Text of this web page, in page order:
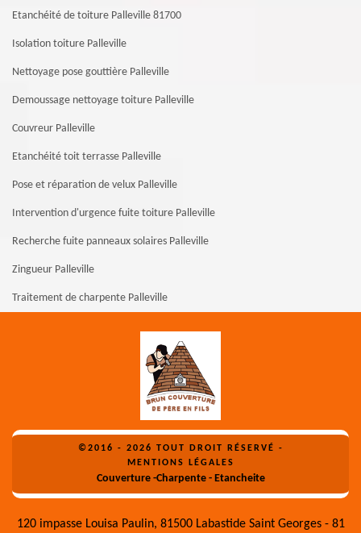
Etanchéité de toiture Palleville 81700
Isolation toiture Palleville
Nettoyage pose gouttière Palleville
Demoussage nettoyage toiture Palleville
Couvreur Palleville
Etanchéité toit terrasse Palleville
Pose et réparation de velux Palleville
Intervention d'urgence fuite toiture Palleville
Recherche fuite panneaux solaires Palleville
Zingueur Palleville
Traitement de charpente Palleville
©2016 - 2026 TOUT DROIT RÉSERVÉ -
MENTIONS LÉGALES
Couverture -Charpente - Etancheite
120 impasse Louisa Paulin, 81500 Labastide Saint Georges - 81